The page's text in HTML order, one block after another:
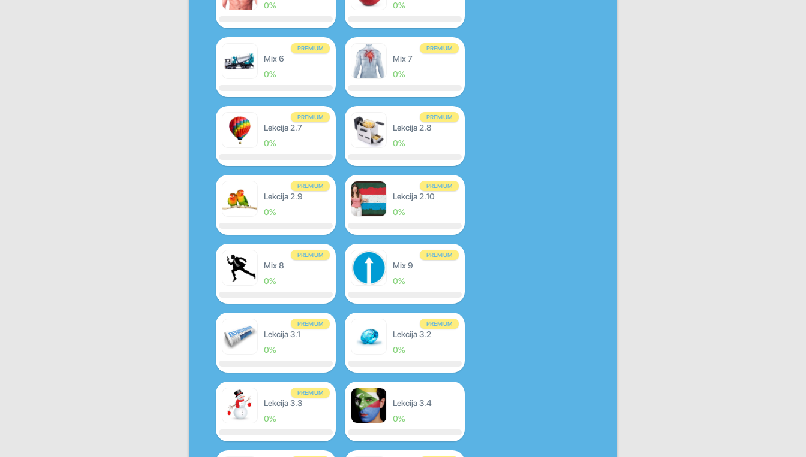
0%
0%
PREMIUM
Mix 6
0%
PREMIUM
Mix 7
0%
PREMIUM
Lekcija 2.7
0%
PREMIUM
Lekcija 2.8
0%
PREMIUM
Lekcija 2.9
0%
PREMIUM
Lekcija 2.10
0%
PREMIUM
Mix 8
0%
PREMIUM
Mix 9
0%
PREMIUM
Lekcija 3.1
0%
PREMIUM
Lekcija 3.2
0%
PREMIUM
Lekcija 3.3
0%
Lekcija 3.4
0%